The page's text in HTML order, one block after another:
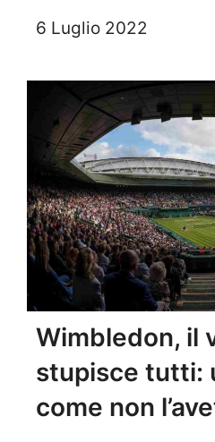
6 Luglio 2022
Wimbledon, il
stupisce tutti:
come non